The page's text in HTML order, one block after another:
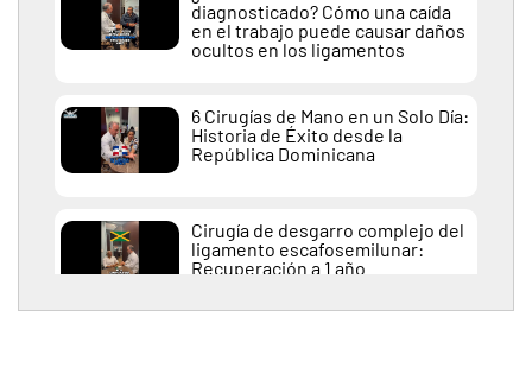
diagnosticado? Cómo una caída
en el trabajo puede causar daños
ocultos en los ligamentos
6 Cirugías de Mano en un Solo Día:
Historia de Éxito desde la
República Dominicana
Cirugía de desgarro complejo del
ligamento escafosemilunar:
Recuperación a 1 año